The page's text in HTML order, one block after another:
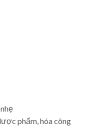
phẩm, hóa công